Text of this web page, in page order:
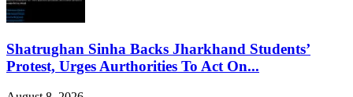
Shatrughan Sinha Backs Jharkhand Students’
Protest, Urges Aurthorities To Act On...